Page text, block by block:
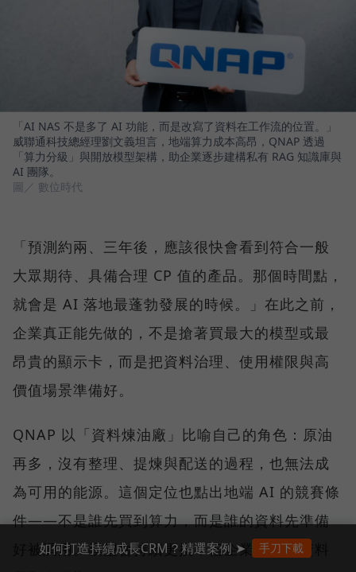
「AI NAS 不是多了 AI 功能，而是改寫了資料在工作流的位置。」
威聯通科技總經理劉文義坦言，地端算力成本高昂，QNAP 透過
「算力分級」與開放模型架構，助企業逐步建構私有 RAG 知識庫與
AI 團隊。
圖／ 數位時代
「預測約兩、三年後，應該很快會看到符合一般
大眾期待、具備合理 CP 值的產品。那個時間點，
就會是 AI 落地最蓬勃發展的時候。」在此之前，
企業真正能先做的，不是搶著買最大的模型或最
昂貴的顯示卡，而是把資料治理、使用權限與高
價值場景準備好。
QNAP 以「資料煉油廠」比喻自己的角色：原油
再多，沒有整理、提煉與配送的過程，也無法成
為可用的能源。這個定位也點出地端 AI 的競賽條
件——不是誰先買到算力，而是誰的資料先準備
好被調用。模型會持續更換，但企業自己的資料
如何打造持續成長CRM？精選案例 ➤ 手刀下載